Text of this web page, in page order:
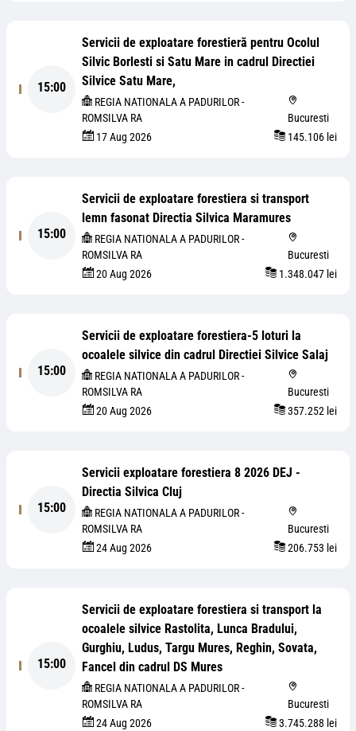
15:00
Servicii de exploatare forestieră pentru Ocolul
Silvic Borlesti si Satu Mare in cadrul Directiei
Silvice Satu Mare,
REGIA NATIONALA A PADURILOR -
ROMSILVA RA
Bucuresti
17 Aug 2026
145.106 lei
15:00
Servicii de exploatare forestiera si transport
lemn fasonat Directia Silvica Maramures
REGIA NATIONALA A PADURILOR -
ROMSILVA RA
Bucuresti
20 Aug 2026
1.348.047 lei
15:00
Servicii de exploatare forestiera-5 loturi la
ocoalele silvice din cadrul Directiei Silvice Salaj
REGIA NATIONALA A PADURILOR -
ROMSILVA RA
Bucuresti
20 Aug 2026
357.252 lei
15:00
Servicii exploatare forestiera 8 2026 DEJ -
Directia Silvica Cluj
REGIA NATIONALA A PADURILOR -
ROMSILVA RA
Bucuresti
24 Aug 2026
206.753 lei
15:00
Servicii de exploatare forestiera si transport la
ocoalele silvice Rastolita, Lunca Bradului,
Gurghiu, Ludus, Targu Mures, Reghin, Sovata,
Fancel din cadrul DS Mures
REGIA NATIONALA A PADURILOR -
ROMSILVA RA
Bucuresti
24 Aug 2026
3.745.288 lei